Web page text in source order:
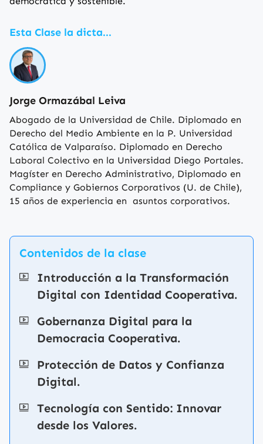
Esta Clase la dicta...
Jorge Ormazábal Leiva
Abogado de la Universidad de Chile. Diplomado en
Derecho del Medio Ambiente en la P. Universidad
Católica de Valparaíso. Diplomado en Derecho
Laboral Colectivo en la Universidad Diego Portales.
Magíster en Derecho Administrativo, Diplomado en
Compliance y Gobiernos Corporativos (U. de Chile),
15 años de experiencia en asuntos corporativos.
Contenidos de la clase
Introducción a la Transformación
Digital con Identidad Cooperativa.
Gobernanza Digital para la
Democracia Cooperativa.
Protección de Datos y Confianza
Digital.
Tecnología con Sentido: Innovar
desde los Valores.